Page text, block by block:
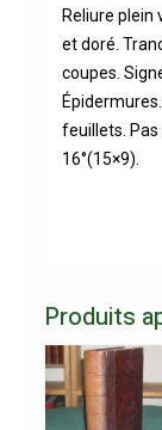
Reliure plein
et doré.
coupes.
feuillets. Pas
16°(15×9).
Produits